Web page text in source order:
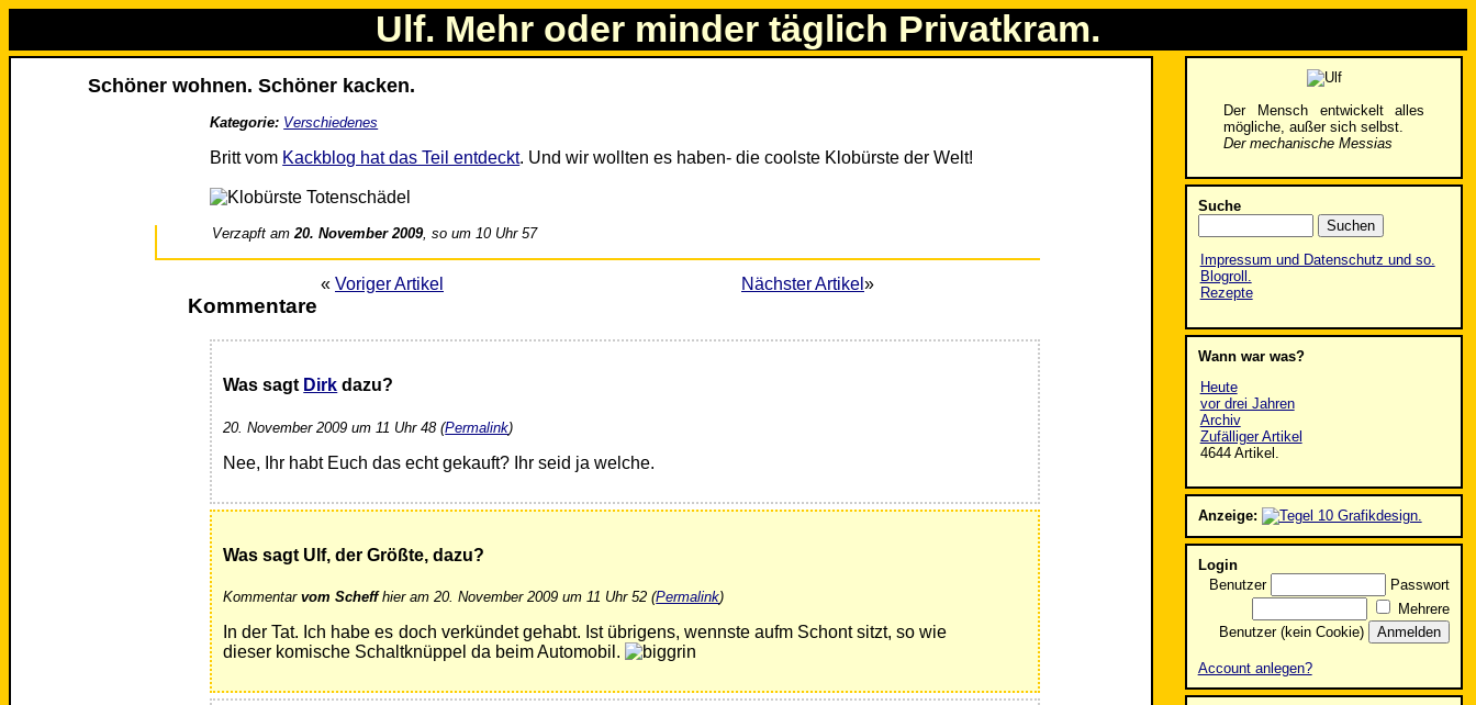
Ulf. Mehr oder minder täglich Privatkram.
Schöner wohnen. Schöner kacken.
Kategorie: Verschiedenes
Britt vom Kackblog hat das Teil entdeckt. Und wir wollten es haben- die coolste Klobürste der Welt!
Verzapft am20. November 2009, so um 10 Uhr 57
« Voriger Artikel Nächster Artikel »
Kommentare
Was sagt Dirk dazu?
20. November 2009 um 11 Uhr 48 (Permalink)
Nee, Ihr habt Euch das echt gekauft? Ihr seid ja welche.
Was sagt Ulf, der Größte, dazu?
Kommentarvom Scheffhier am 20. November 2009 um 11 Uhr 52 (Permalink)
In der Tat. Ich habe es doch verkündet gehabt. Ist übrigens, wennste aufm Schont sitzt, so wie
dieser komische Schaltknüppel da beim Automobil.
Der Mensch entwickelt alles
mögliche, außer sich selbst.
Der mechanische Messias
Suche
Impressum und Datenschutz und so.
Blogroll.
Rezepte
Wann war was?
Heute
vor drei Jahren
Archiv
Zufälliger Artikel
4644 Artikel.
Anzeige:
Login
Benutzer
Passwort
Mehrere
Benutzer (kein Cookie)
Account anlegen?